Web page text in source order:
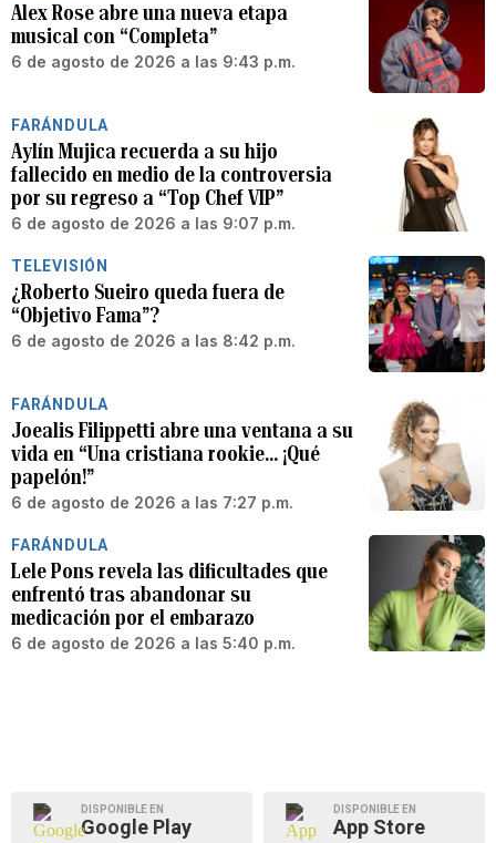
Alex Rose abre una nueva etapa
musical con “Completa”
6 de agosto de 2026 a las 9:43 p.m.
FARÁNDULA
Aylín Mujica recuerda a su hijo
fallecido en medio de la controversia
por su regreso a “Top Chef VIP”
6 de agosto de 2026 a las 9:07 p.m.
TELEVISIÓN
¿Roberto Sueiro queda fuera de
“Objetivo Fama”?
6 de agosto de 2026 a las 8:42 p.m.
FARÁNDULA
Joealis Filippetti abre una ventana a su
vida en “Una cristiana rookie… ¡Qué
papelón!”
6 de agosto de 2026 a las 7:27 p.m.
FARÁNDULA
Lele Pons revela las dificultades que
enfrentó tras abandonar su
medicación por el embarazo
6 de agosto de 2026 a las 5:40 p.m.
DISPONIBLE EN
Google Play
DISPONIBLE EN
App Store